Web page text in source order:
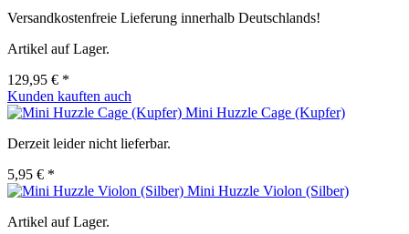
Versandkostenfreie Lieferung innerhalb Deutschlands!
Artikel auf Lager.
129,95 € *
Kunden kauften auch
Mini Huzzle Cage (Kupfer)
Derzeit leider nicht lieferbar.
5,95 € *
Mini Huzzle Violon (Silber)
Artikel auf Lager.